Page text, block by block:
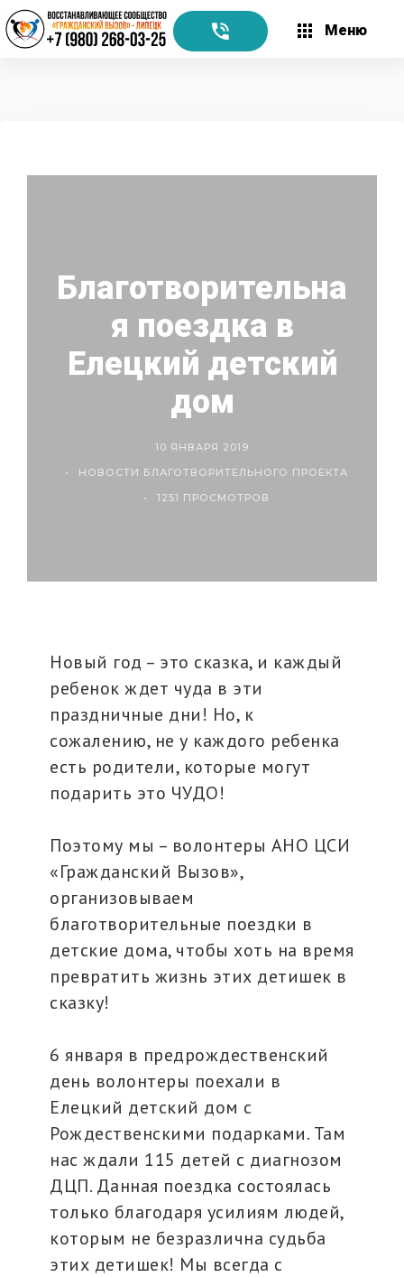
Меню
Благотворительна
я поездка в
Елецкий детский
дом
10 ЯНВАРЯ 2019
НОВОСТИ БЛАГОТВОРИТЕЛЬНОГО ПРОЕКТА
1251 ПРОСМОТРОВ
Новый год – это сказка, и каждый
ребенок ждет чуда в эти
праздничные дни! Но, к
сожалению, не у каждого ребенка
есть родители, которые могут
подарить это ЧУДО!
Поэтому мы – волонтеры АНО ЦСИ
«Гражданский Вызов»,
организовываем
благотворительные поездки в
детские дома, чтобы хоть на время
превратить жизнь этих детишек в
сказку!
6 января в предрождественский
день волонтеры поехали в
Елецкий детский дом с
Рождественскими подарками. Там
нас ждали 115 детей с диагнозом
ДЦП. Данная поездка состоялась
только благодаря усилиям людей,
которым не безразлична судьба
этих детишек! Мы всегда с